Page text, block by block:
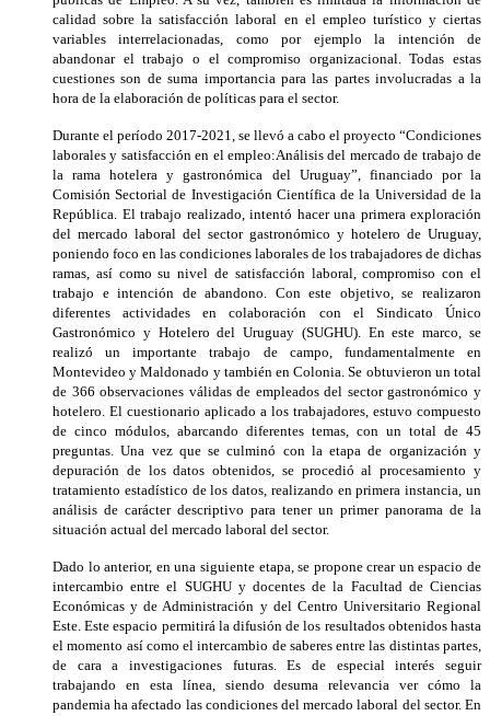
calidad sobre la satisfacción laboral en el empleo turístico y ciertas
variables interrelacionadas, como por ejemplo la intención de
abandonar el trabajo o el compromiso organizacional. Todas estas
cuestiones son de suma importancia para las partes involucradas a la
hora de la elaboración de políticas para el sector.
Durante el período 2017-2021, se llevó a cabo el proyecto “Condiciones
laborales y satisfacción en el empleo:Análisis del mercado de trabajo de
la rama hotelera y gastronómica del Uruguay”, financiado por la
Comisión Sectorial de Investigación Científica de la Universidad de la
República. El trabajo realizado, intentó hacer una primera exploración
del mercado laboral del sector gastronómico y hotelero de Uruguay,
poniendo foco en las condiciones laborales de los trabajadores de dichas
ramas, así como su nivel de satisfacción laboral, compromiso con el
trabajo e intención de abandono. Con este objetivo, se realizaron
diferentes actividades en colaboración con el Sindicato Único
Gastronómico y Hotelero del Uruguay (SUGHU). En este marco, se
realizó un importante trabajo de campo, fundamentalmente en
Montevideo y Maldonado y también en Colonia. Se obtuvieron un total
de 366 observaciones válidas de empleados del sector gastronómico y
hotelero. El cuestionario aplicado a los trabajadores, estuvo compuesto
de cinco módulos, abarcando diferentes temas, con un total de 45
preguntas. Una vez que se culminó con la etapa de organización y
depuración de los datos obtenidos, se procedió al procesamiento y
tratamiento estadístico de los datos, realizando en primera instancia, un
análisis de carácter descriptivo para tener un primer panorama de la
situación actual del mercado laboral del sector.
Dado lo anterior, en una siguiente etapa, se propone crear un espacio de
intercambio entre el SUGHU y docentes de la Facultad de Ciencias
Económicas y de Administración y del Centro Universitario Regional
Este. Este espacio permitirá la difusión de los resultados obtenidos hasta
el momento así como el intercambio de saberes entre las distintas partes,
de cara a investigaciones futuras. Es de especial interés seguir
trabajando en esta línea, siendo desuma relevancia ver cómo la
pandemia ha afectado las condiciones del mercado laboral del sector. En